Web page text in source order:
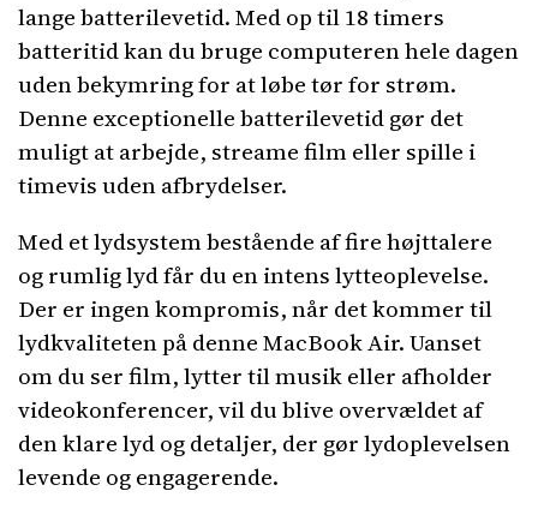
lange batterilevetid. Med op til 18 timers
batteritid kan du bruge computeren hele dagen
uden bekymring for at løbe tør for strøm.
Denne exceptionelle batterilevetid gør det
muligt at arbejde, streame film eller spille i
timevis uden afbrydelser.
Med et lydsystem bestående af fire højttalere
og rumlig lyd får du en intens lytteoplevelse.
Der er ingen kompromis, når det kommer til
lydkvaliteten på denne MacBook Air. Uanset
om du ser film, lytter til musik eller afholder
videokonferencer, vil du blive overvældet af
den klare lyd og detaljer, der gør lydoplevelsen
levende og engagerende.